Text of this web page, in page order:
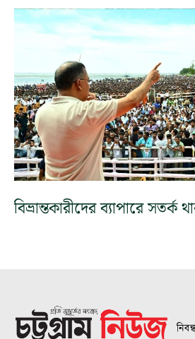
বিভ্রান্তকারীদের ব্যাপারে সতর্ক